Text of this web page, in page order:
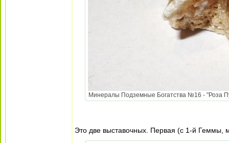
Минералы Подземные Богатства №16 - "Роза
Это две выставочных. Первая (с 1-й Геммы,